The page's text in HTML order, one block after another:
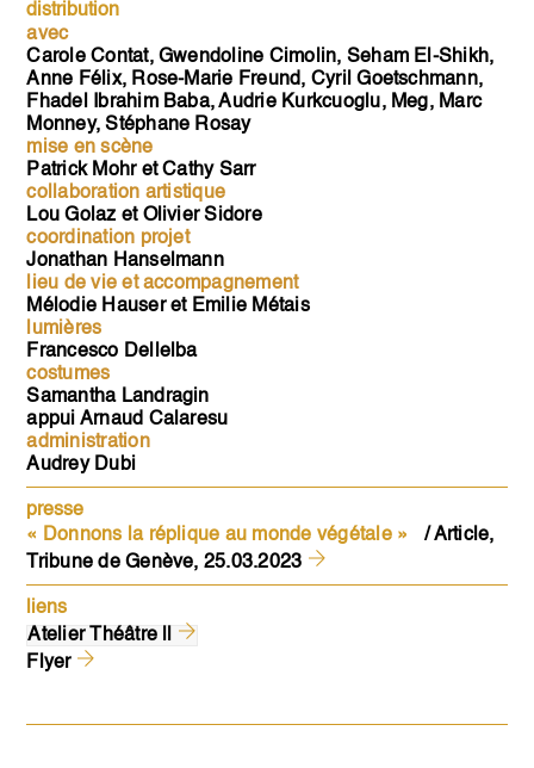
distribution
avec
Carole Contat, Gwendoline Cimolin, Seham El-Shikh,
Anne Félix, Rose-Marie Freund, Cyril Goetschmann,
Fhadel Ibrahim Baba, Audrie Kurkcuoglu, Meg, Marc
Monney, Stéphane Rosay
mise en scène
Patrick Mohr et Cathy Sarr
collaboration artistique
Lou Golaz et Olivier Sidore
coordination projet
Jonathan Hanselmann
lieu de vie et accompagnement
Mélodie Hauser et Emilie Métais
lumières
Francesco Dellelba
costumes
Samantha Landragin
appui Arnaud Calaresu
administration
Audrey Dubi
presse
« Donnons la réplique au monde végétale »
/ Article,
Tribune de Genève, 25.03.2023
liens
Atelier Théâtre ll
Flyer